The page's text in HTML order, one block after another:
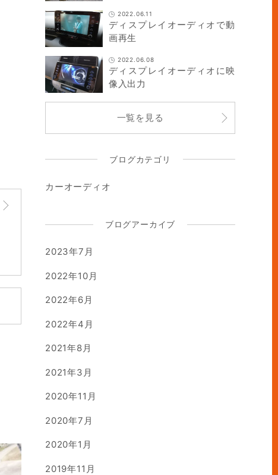
2022.06.11
ディスプレイオーディオで動
画再生
2022.06.08
ディスプレイオーディオに映
像入出力
一覧を見る
ブログカテゴリ
カーオーディオ
ブログアーカイブ
2023年7月
2022年10月
2022年6月
2022年4月
2021年8月
2021年3月
2020年11月
2020年7月
2020年1月
2019年11月